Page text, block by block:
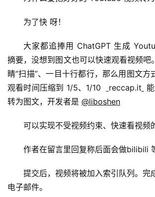
I
为了快 呀！
大家都追捧用 ChatGPT 生成
摘要，没想到图文也可以快速观看视频吧
睛“扫描”、一目十行都行，那么用图文方
观看时间压缩到 1/5、1/10
reccap.it
转为图文，开发者是 @liboshen
可以实现不受视频约束、快速看视频
作者在留言里回复称后面会做bilibili
提交后，视频将被加入索引队列。完
电子邮件。